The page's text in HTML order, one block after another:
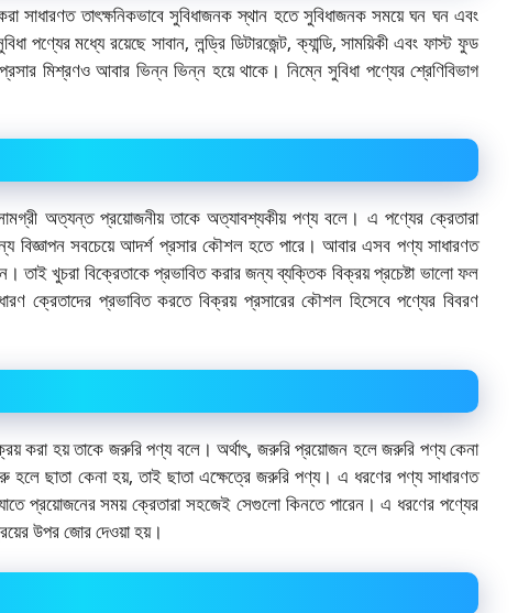
সাধারণত তাৎক্ষনিকভাবে সুবিধাজনক স্থান হতে সুবিধাজনক সময়ে ঘন ঘন এবং
পণ্যের মধ্যে রয়েছে সাবান, লন্ড্রি ডিটারজেন্ট, ক্যান্ডি, সাময়িকী এবং ফাস্ট ফুড
মিশ্রণও আবার ভিন্ন ভিন্ন হয়ে থাকে। নিম্নে সুবিধা পণ্যের শ্রেণিবিভাগ
অত্যন্ত প্রয়োজনীয় তাকে অত্যাবশ্যকীয় পণ্য বলে। এ পণ্যের ক্রেতারা
সবচেয়ে আদর্শ প্রসার কৌশল হতে পারে। আবার এসব পণ্য সাধারণত
তাই খুচরা বিক্রেতাকে প্রভাবিত করার জন্য ব্যক্তিক বিক্রয় প্রচেষ্টা ভালো ফল
ক্রেতাদের প্রভাবিত করতে বিক্রয় প্রসারের কৌশল হিসেবে পণ্যের বিবরণ
করা হয় তাকে জরুরি পণ্য বলে। অর্থাৎ, জরুরি প্রয়োজন হলে জরুরি পণ্য কেনা
হলে ছাতা কেনা হয়, তাই ছাতা এক্ষেত্রে জরুরি পণ্য। এ ধরণের পণ্য সাধারণত
প্রয়োজনের সময় ক্রেতারা সহজেই সেগুলো কিনতে পারেন। এ ধরণের পণ্যের
উপর জোর দেওয়া হয়।